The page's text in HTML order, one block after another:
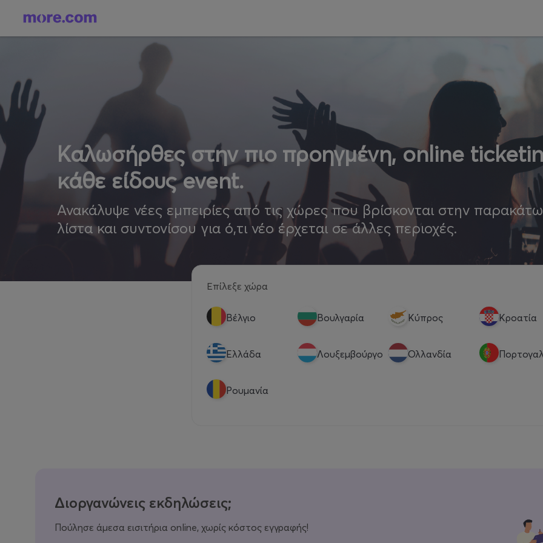
Καλωσήρθες στην πιο προηγμένη, online
κάθε είδους event.
Ανακάλυψε νέες εμπειρίες από τις χώρες που βρίσκονται στην παρακάτω
λίστα και συντονίσου για ό,τι νέο έρχεται σε άλλες περιοχές.
Επίλεξε χώρα
Βέλγιο Βουλγαρία Κύπρος Κροατία
Eλλάδα Λουξεμβούργο Ολλανδία
Ρουμανία
Διοργανώνεις εκδηλώσεις;
Πούλησε άμεσα εισιτήρια online, χωρίς κόστος εγγραφής!